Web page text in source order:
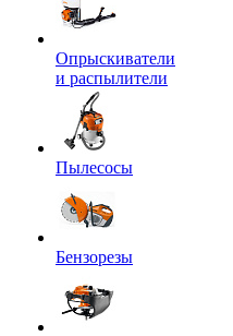
Опрыскиватели
и распылители
Пылесосы
Бензорезы